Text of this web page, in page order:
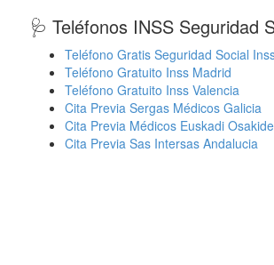
🩺 Teléfonos INSS Seguridad
Teléfono Gratis Seguridad Social
Teléfono Gratuito Inss Madrid
Teléfono Gratuito Inss Valencia
Cita Previa Sergas Médicos Galicia
Cita Previa Médicos Euskadi
Cita Previa Sas Intersas Andalucia